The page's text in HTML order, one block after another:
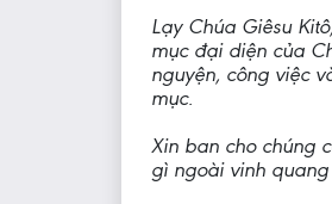
Lạy Chúa Giêsu
mục đại diện của
nguyện, công việc
mục.
Xin ban cho chúng
gì ngoài vinh